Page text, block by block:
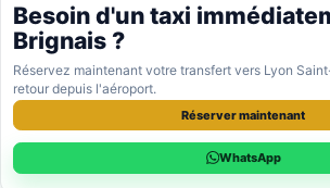
Besoin d'un taxi
Brignais ?
Réservez maintenant votre transfert vers Lyon
retour depuis l'aéroport.
Réserver maintenant
WhatsApp